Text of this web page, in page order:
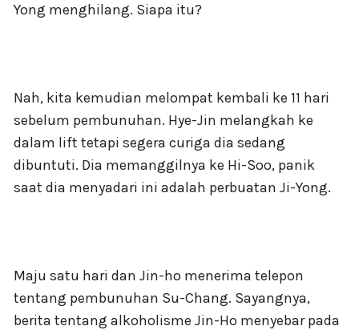
Yong menghilang. Siapa itu?
Nah, kita kemudian melompat kembali ke 11 hari
sebelum pembunuhan. Hye-Jin melangkah ke
dalam lift tetapi segera curiga dia sedang
dibuntuti. Dia memanggilnya ke Hi-Soo, panik
saat dia menyadari ini adalah perbuatan Ji-Yong.
Maju satu hari dan Jin-ho menerima telepon
tentang pembunuhan Su-Chang. Sayangnya,
berita tentang alkoholisme Jin-Ho menyebar pada